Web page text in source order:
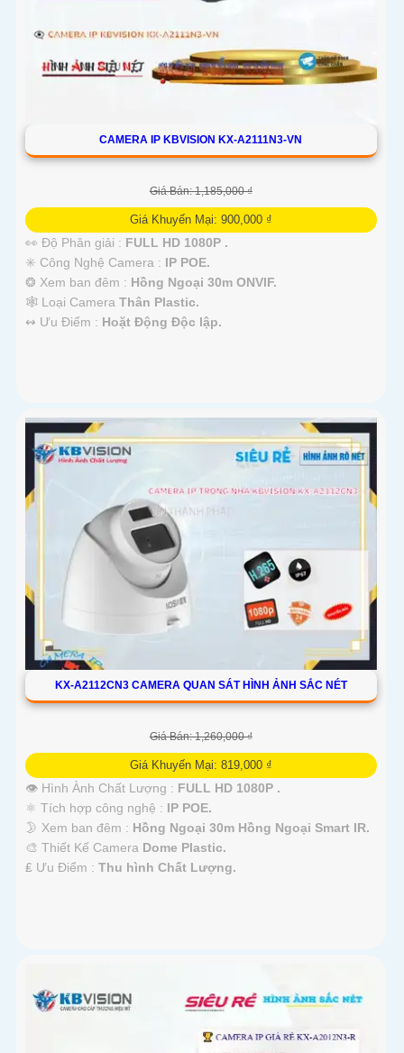
CAMERA IP KBVISION KX-A2111N3-VN
Giá Bán: 1,185,000 ₫
Giá Khuyến Mại: 900,000 ₫
👀 Độ Phân giải : FULL HD 1080P .
✳️ Công Nghệ Camera : IP POE.
❂ Xem ban đêm : Hồng Ngoại 30m ONVIF.
🕸️ Loại Camera Thân Plastic.
️↭ Ưu Điểm : Hoặt Động Độc lập.
KX-A2112CN3 CAMERA QUAN SÁT HÌNH ẢNH SẮC NÉT
Giá Bán: 1,260,000 ₫
Giá Khuyến Mại: 819,000 ₫
👁 Hình Ành Chất Lượng : FULL HD 1080P .
⚛️ Tích hợp công nghệ : IP POE.
🌛 Xem ban đêm : Hồng Ngoại 30m Hồng Ngoại Smart IR.
🎨 Thiết Kế Camera Dome Plastic.
️₤ Ưu Điểm : Thu hình Chất Lượng.